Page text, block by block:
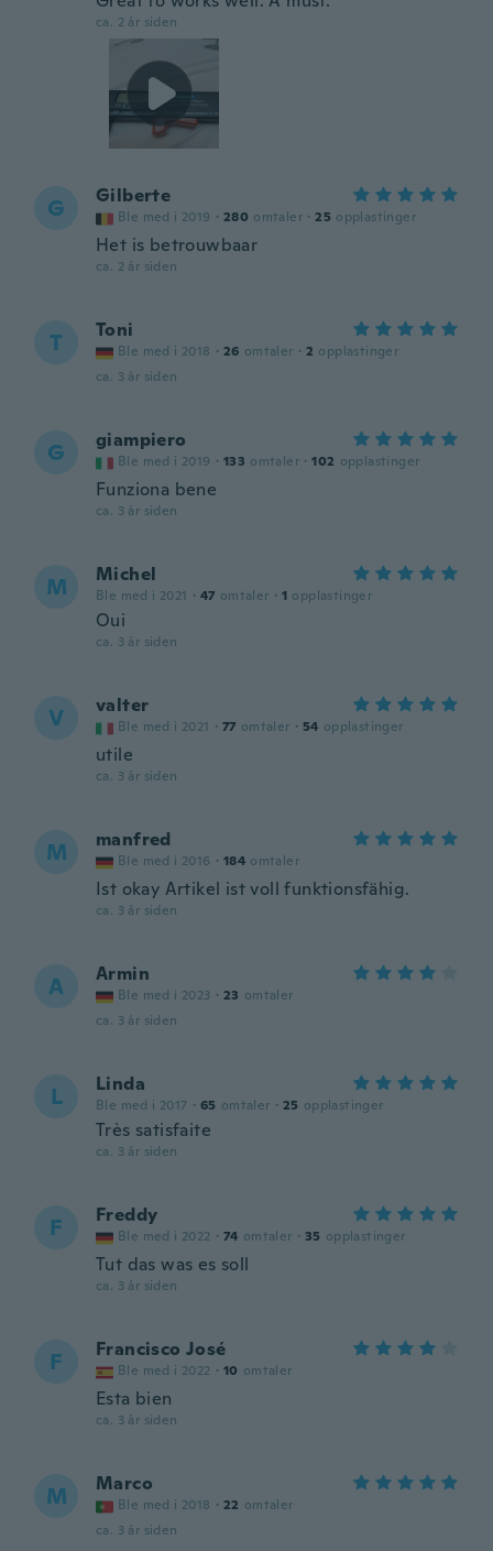
ca. 2 år siden
G Gilberte
Ble med i 2019 · 280 omtaler · 25 opplastinger
Het is betrouwbaar
ca. 2 år siden
T Toni
Ble med i 2018 · 26 omtaler · 2 opplastinger
ca. 3 år siden
G giampiero
Ble med i 2019 · 133 omtaler · 102 opplastinger
Funziona bene
ca. 3 år siden
M Michel
Ble med i 2021 · 47 omtaler · 1 opplastinger
Oui
ca. 3 år siden
V valter
Ble med i 2021 · 77 omtaler · 54 opplastinger
utile
ca. 3 år siden
M manfred
Ble med i 2016 · 184 omtaler
Ist okay Artikel ist voll funktionsfähig.
ca. 3 år siden
A Armin
Ble med i 2023 · 23 omtaler
ca. 3 år siden
L Linda
Ble med i 2017 · 65 omtaler · 25 opplastinger
Très satisfaite
ca. 3 år siden
F Freddy
Ble med i 2022 · 74 omtaler · 35 opplastinger
Tut das was es soll
ca. 3 år siden
F Francisco José
Ble med i 2022 · 10 omtaler
Esta bien
ca. 3 år siden
M Marco
Ble med i 2018 · 22 omtaler
ca. 3 år siden